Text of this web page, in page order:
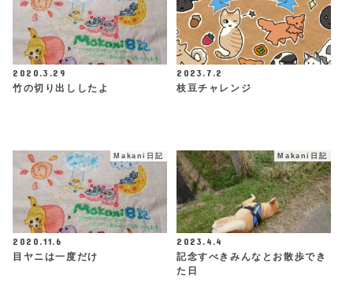
2020.3.29
竹の切り出ししたよ
2023.7.2
枝豆チャレンジ
Makani日記
2020.11.6
目ヤニは一度だけ
Makani日記
2023.4.4
記念すべきみんなとお散歩でき
た日